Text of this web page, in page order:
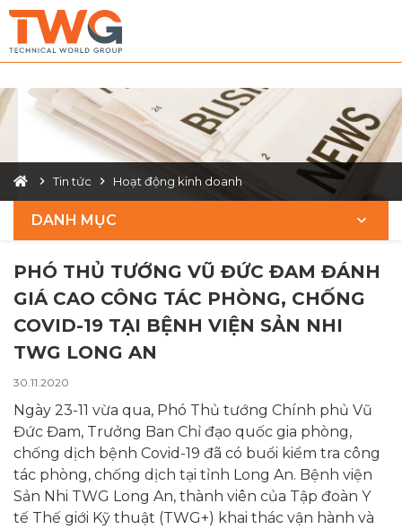
phó thủ tướng Vũ Đức Đam, covid-19, bệnh viện sản nhi
long an
Tin tức Hoạt động kinh doanh
DANH MỤC
PHÓ THỦ TƯỚNG VŨ ĐỨC ĐAM ĐÁNH
GIÁ CAO CÔNG TÁC PHÒNG, CHỐNG
COVID-19 TẠI BỆNH VIỆN SẢN NHI
TWG LONG AN
30.11.2020
Ngày 23-11 vừa qua, Phó Thủ tướng Chính phủ Vũ
Đức Đam, Trưởng Ban Chỉ đạo quốc gia phòng,
chống dịch bệnh Covid-19 đã có buổi kiểm tra công
tác phòng, chống dịch tại tỉnh Long An. Bệnh viện
Sản Nhi TWG Long An, thành viên của Tập đoàn Y
tế Thế giới Kỹ thuật (TWG+) khai thác vận hành và